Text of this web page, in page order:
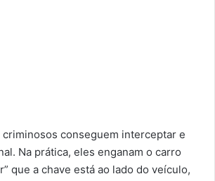
criminosos conseguem interceptar e
Na prática, eles enganam o carro
que a chave está ao lado do veículo,